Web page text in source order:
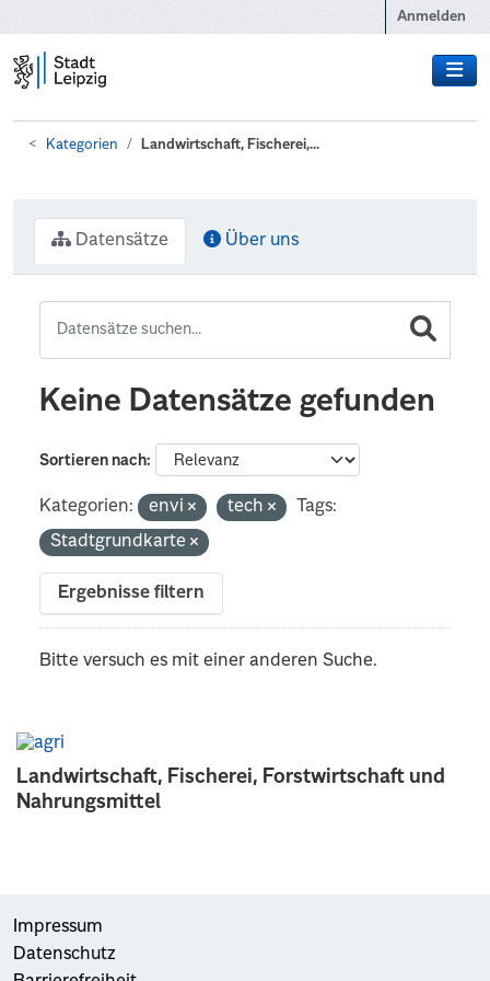
Anmelden
Kategorien Landwirtschaft, Fischerei,...
Landwirtschaft, Fischerei, Forstwirtschaft und
Nahrungsmittel
Datensätze Über uns
Keine Datensätze gefunden
Sortieren nach
Kategorien: envi tech
Tags:
Stadtgrundkarte
Ergebnisse filtern
Bitte versuch es mit einer anderen Suche.
Impressum
Datenschutz